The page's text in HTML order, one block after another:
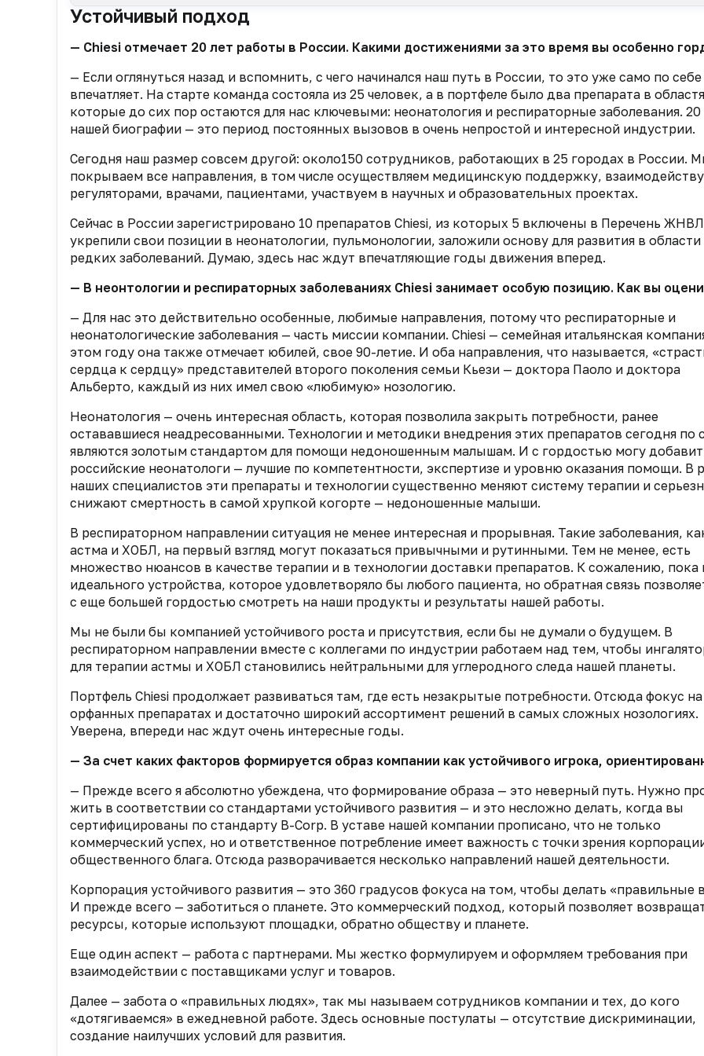
Устойчивый подход
— Chiesi отмечает 20 лет работы в России. Какими достижениями за это время вы особенно
— Если оглянуться назад и вспомнить, с чего начинался наш путь в России, то это уже само по себе
впечатляет. На старте команда состояла из 25 человек, а в портфеле было два препарата в
которые до сих пор остаются для нас ключевыми: неонатология и респираторные заболевания. 20
нашей биографии — это период постоянных вызовов в очень непростой и интересной индустрии.
Сегодня наш размер совсем другой: около150 сотрудников, работающих в 25 городах в России.
покрываем все направления, в том числе осуществляем медицинскую поддержку,
регуляторами, врачами, пациентами, участвуем в научных и образовательных проектах.
Сейчас в России зарегистрировано 10 препаратов Chiesi, из которых 5 включены в Перечень
укрепили свои позиции в неонатологии, пульмонологии, заложили основу для развития в области
редких заболеваний. Думаю, здесь нас ждут впечатляющие годы движения вперед.
— В неонтологии и респираторных заболеваниях Chiesi занимает особую позицию. Как вы
— Для нас это действительно особенные, любимые направления, потому что респираторные и
неонатологические заболевания — часть миссии компании. Chiesi — семейная итальянская
этом году она также отмечает юбилей, свое 90-летие. И оба направления, что называется,
сердца к сердцу» представителей второго поколения семьи Кьези — доктора Паоло и доктора
Альберто, каждый из них имел свою «любимую» нозологию.
Неонатология — очень интересная область, которая позволила закрыть потребности, ранее
остававшиеся неадресованными. Технологии и методики внедрения этих препаратов сегодня по
являются золотым стандартом для помощи недоношенным малышам. И с гордостью могу
российские неонатологи — лучшие по компетентности, экспертизе и уровню оказания помощи. В
наших специалистов эти препараты и технологии существенно меняют систему терапии и
снижают смертность в самой хрупкой когорте — недоношенные малыши.
В респираторном направлении ситуация не менее интересная и прорывная. Такие заболевания,
астма и ХОБЛ, на первый взгляд могут показаться привычными и рутинными. Тем не менее, есть
множество нюансов в качестве терапии и в технологии доставки препаратов. К сожалению, пока
идеального устройства, которое удовлетворяло бы любого пациента, но обратная связь
с еще большей гордостью смотреть на наши продукты и результаты нашей работы.
Мы не были бы компанией устойчивого роста и присутствия, если бы не думали о будущем. В
респираторном направлении вместе с коллегами по индустрии работаем над тем, чтобы
для терапии астмы и ХОБЛ становились нейтральными для углеродного следа нашей планеты.
Портфель Chiesi продолжает развиваться там, где есть незакрытые потребности. Отсюда фокус на
орфанных препаратах и достаточно широкий ассортимент решений в самых сложных нозологиях.
Уверена, впереди нас ждут очень интересные годы.
— За счет каких факторов формируется образ компании как устойчивого игрока,
— Прежде всего я абсолютно убеждена, что формирование образа — это неверный путь. Нужно
жить в соответствии со стандартами устойчивого развития — и это несложно делать, когда вы
сертифицированы по стандарту B-Corp. В уставе нашей компании прописано, что не только
коммерческий успех, но и ответственное потребление имеет важность с точки зрения
общественного блага. Отсюда разворачивается несколько направлений нашей деятельности.
Корпорация устойчивого развития — это 360 градусов фокуса на том, чтобы делать «правильные
И прежде всего — заботиться о планете. Это коммерческий подход, который позволяет
ресурсы, которые используют площадки, обратно обществу и планете.
Еще один аспект — работа с партнерами. Мы жестко формулируем и оформляем требования при
взаимодействии с поставщиками услуг и товаров.
Далее — забота о «правильных людях», так мы называем сотрудников компании и тех, до кого
«дотягиваемся» в ежедневной работе. Здесь основные постулаты — отсутствие дискриминации,
создание наилучших условий для развития.